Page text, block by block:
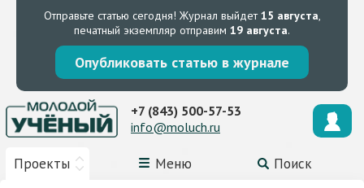
Отправьте статью сегодня! Журнал выйдет15 августа,
печатный экземпляр отправим 19 августа.
Опубликовать статью в журнале
Проекты Меню Поиск
+7 (843) 500-57-53
info@moluch.ru